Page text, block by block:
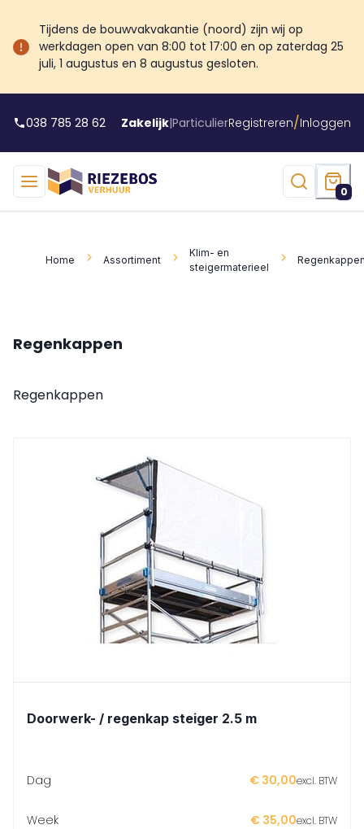
Tijdens de bouwvakvakantie (noord) zijn wij op
werkdagen open van 8:00 tot 17:00 en op zaterdag 25
juli, 1 augustus en 8 augustus gesloten.
038 785 28 62 Zakelijk|ParticulierRegistreren/Inloggen
0
Home Assortiment
Klim- en
steigermaterieel
Regenkappen
Regenkappen
Doorwerk- / regenkap steiger 2.5 m
Dag € 30,00excl. BTW
Week € 35,00excl. BTW